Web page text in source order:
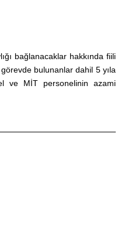
bağlanacaklar hakkında fiili
bulunanlar dahil 5 yıla
ve MİT personelinin azami